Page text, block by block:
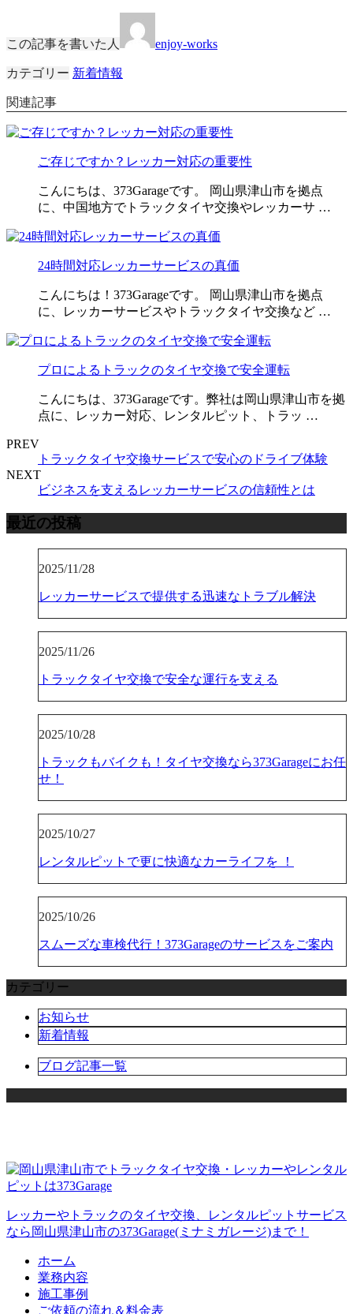
この記事を書いた人 enjoy-works
カテゴリー 新着情報
関連記事
ご存じですか？レッカー対応の重要性
こんにちは、373Garageです。 岡山県津山市を拠点
に、中国地方でトラックタイヤ交換やレッカーサ …
24時間対応レッカーサービスの真価
こんにちは！373Garageです。 岡山県津山市を拠点
に、レッカーサービスやトラックタイヤ交換など …
プロによるトラックのタイヤ交換で安全運転
こんにちは、373Garageです。弊社は岡山県津山市を拠
点に、レッカー対応、レンタルピット、トラッ …
PREV
トラックタイヤ交換サービスで安心のドライブ体験
NEXT
ビジネスを支えるレッカーサービスの信頼性とは
最近の投稿
2025/11/28
レッカーサービスで提供する迅速なトラブル解決
2025/11/26
トラックタイヤ交換で安全な運行を支える
2025/10/28
トラックもバイクも！タイヤ交換なら373Garageにお任
せ！
2025/10/27
レンタルピットで更に快適なカーライフを ！
2025/10/26
スムーズな車検代行！373Garageのサービスをご案内
カテゴリー
お知らせ
新着情報
ブログ記事一覧
レッカーやトラックのタイヤ交換、レンタルピットサービス
なら岡山県津山市の373Garage(ミナミガレージ)まで！
ホーム
業務内容
施工事例
ご依頼の流れ＆料金表